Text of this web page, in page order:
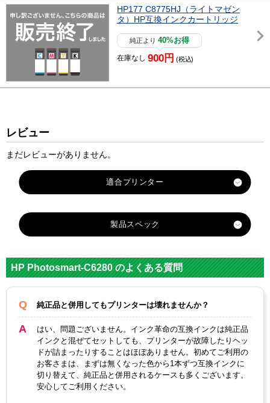
HP177 C8775HJ（ライトマゼン
タ）HP互換インクカートリッジ
純正より40%お得
在庫なし 900円 (税込)
レビュー
まだレビューがありません。
製品スペック
メーカ
ー
hp
対応
純正型
番
HP177
C8772H
J（マゼ
ンタ）
HP177X
C8774H
J（ライ
トシア
ン大容
量）
HP177
C8771H
J（シア
ン）
C8775H
J（ライ
トマゼ
ンタ）
HP Photosmart-C6280 のよくある質問
純正品と併用してもプリンターは壊れませんか？
はい、問題ございません。インク革命の互換インクは純正品
インクと混ぜてセットしても、プリンターが故障したりヘッ
ドが詰まったりすることはほぼありません。初めてご利用の
お客さまは、まずは無くなった色から1本ずつ互換インクに
切り替えて、純正品と併用されるケースも多くございます。
安心してご利用ください。